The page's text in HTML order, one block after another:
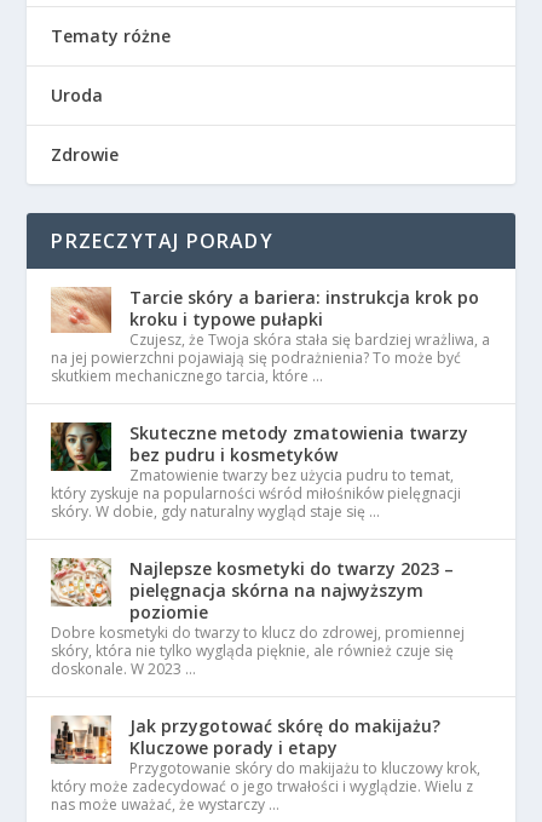
Tematy różne
Uroda
Zdrowie
PRZECZYTAJ PORADY
Tarcie skóry a bariera: instrukcja krok po
kroku i typowe pułapki
Czujesz, że Twoja skóra stała się bardziej wrażliwa, a
na jej powierzchni pojawiają się podrażnienia? To może być
skutkiem mechanicznego tarcia, które …
Skuteczne metody zmatowienia twarzy
bez pudru i kosmetyków
Zmatowienie twarzy bez użycia pudru to temat,
który zyskuje na popularności wśród miłośników pielęgnacji
skóry. W dobie, gdy naturalny wygląd staje się …
Najlepsze kosmetyki do twarzy 2023 –
pielęgnacja skórna na najwyższym
poziomie
Dobre kosmetyki do twarzy to klucz do zdrowej, promiennej
skóry, która nie tylko wygląda pięknie, ale również czuje się
doskonale. W 2023 …
Jak przygotować skórę do makijażu?
Kluczowe porady i etapy
Przygotowanie skóry do makijażu to kluczowy krok,
który może zadecydować o jego trwałości i wyglądzie. Wielu z
nas może uważać, że wystarczy …